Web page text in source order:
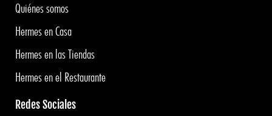
Quiénes somos
Hermes en Casa
Hermes en las Tiendas
Hermes en el Restaurante
Redes Sociales